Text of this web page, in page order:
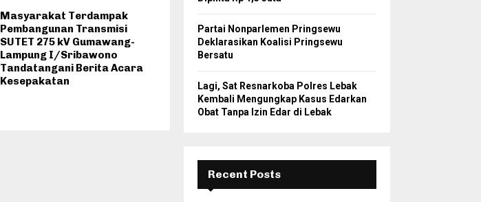
Masyarakat Terdampak
Pembangunan Transmisi
SUTET 275 kV Gumawang-
Lampung I/Sribawono
Tandatangani Berita Acara
Kesepakatan
Partai Nonparlemen Pringsewu
Deklarasikan Koalisi Pringsewu
Bersatu
Lagi, Sat Resnarkoba Polres Lebak
Kembali Mengungkap Kasus Edarkan
Obat Tanpa Izin Edar di Lebak
Recent Posts